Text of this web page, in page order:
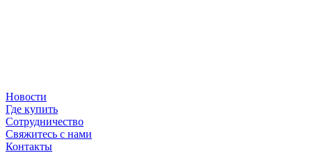
Новости
Где купить
Сотрудничество
Свяжитесь с нами
Контакты